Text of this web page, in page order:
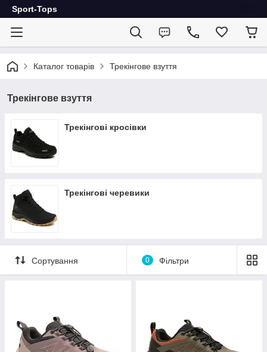
Sport-Tops
Каталог товарів Трекінгове взуття
Трекінгове взуття
Трекінгові кросівки
Трекінгові черевики
Сортування 0 Фільтри